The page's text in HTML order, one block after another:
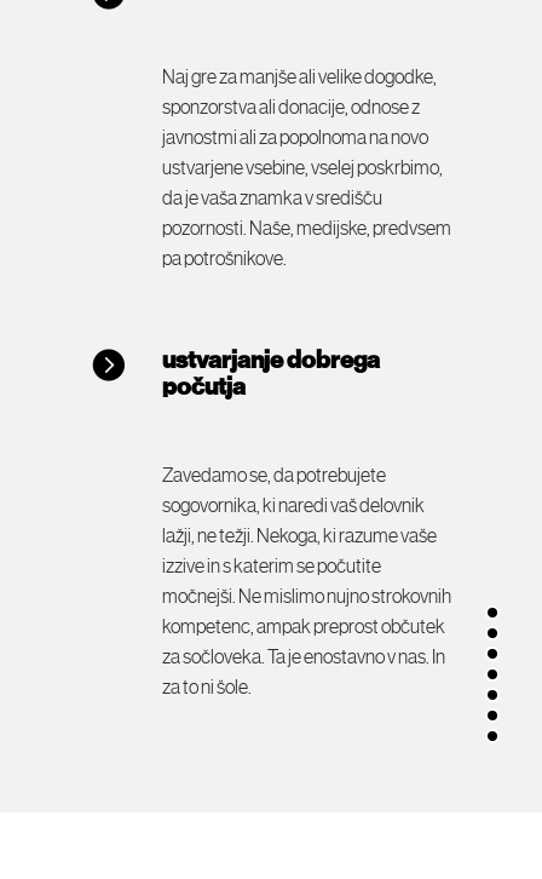
Naj gre za manjše ali velike dogodke,
sponzorstva ali donacije, odnose z
javnostmi ali za popolnoma na novo
ustvarjene vsebine, vselej poskrbimo,
da je vaša znamka v središču
pozornosti. Naše, medijske, predvsem
pa potrošnikove.
ustvarjanje dobrega
počutja
Zavedamo se, da potrebujete
sogovornika, ki naredi vaš delovnik
lažji, ne težji. Nekoga, ki razume vaše
izzive in s katerim se počutite
močnejši. Ne mislimo nujno strokovnih
kompetenc, ampak preprost občutek
za sočloveka. Ta je enostavno v nas. In
za to ni šole.